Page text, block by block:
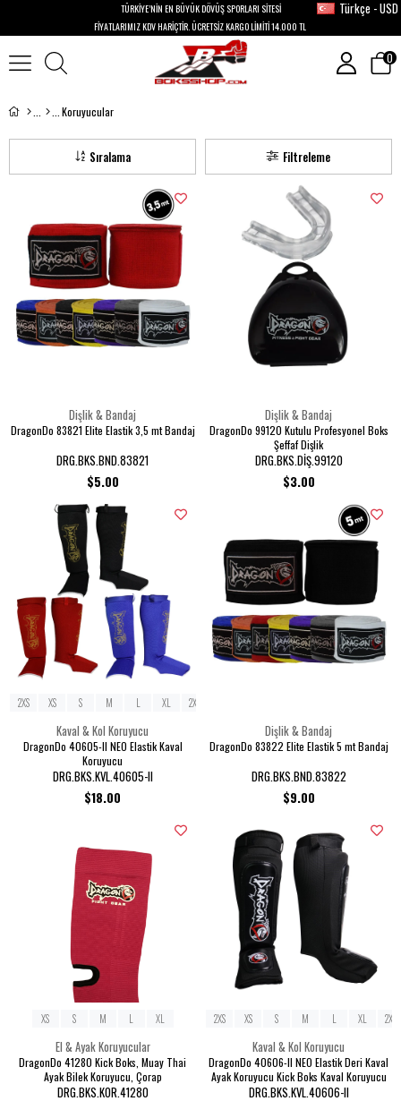
TÜRKİYE’NİN EN BÜYÜK DÖVÜŞ SPORLARI SİTESİ
FİYATLARIMIZ KDV HARİÇTİR. ÜCRETSİZ KARGO LİMİTİ 14.000 TL
Türkçe - USD
0
Koruyucular
Filtreleme
Sıralama
Dişlik & Bandaj
DragonDo 83821 Elite Elastik 3,5 mt Bandaj
DRG.BKS.BND.83821
$5.00
Dişlik & Bandaj
DragonDo 99120 Kutulu Profesyonel Boks
Şeffaf Dişlik
DRG.BKS.DİŞ.99120
$3.00
Kaval & Kol Koruyucu
DragonDo 40605-II NEO Elastik Kaval
Koruyucu
DRG.BKS.KVL.40605-II
$18.00
2XS XS S M L XL 2XL
Dişlik & Bandaj
DragonDo 83822 Elite Elastik 5 mt Bandaj
DRG.BKS.BND.83822
$9.00
El & Ayak Koruyucular
DragonDo 41280 Kick Boks, Muay Thai
Ayak Bilek Koruyucu, Çorap
DRG.BKS.KOR.41280
XS S M L XL
Kaval & Kol Koruyucu
DragonDo 40606-II NEO Elastik Deri Kaval
Ayak Koruyucu Kick Boks Kaval Koruyucu
DRG.BKS.KVL.40606-II
2XS XS S M L XL 2XL